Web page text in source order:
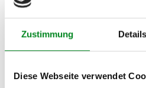
Zustimmung Details
Diese Webseite verwendet
So geht's:
Klickt Sie auf die o.g. Handynummer
Öffnet WhatsApp
und aktualisiert
(oben rechts)